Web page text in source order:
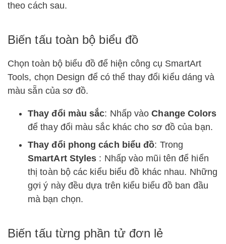
theo cách sau.
Biến tấu toàn bộ biểu đồ
Chọn toàn bộ biểu đồ để hiện công cụ SmartArt
Tools, chọn Design để có thể thay đổi kiểu dáng và
màu sẵn của sơ đồ.
Thay đổi màu sắc: Nhấp vàoChange Colors
để thay đổi màu sắc khác cho sơ đồ của bạn.
Thay đổi phong cách biểu đồ: Trong
SmartArt Styles : Nhấp vào mũi tên để hiển
thị toàn bộ các kiểu biểu đồ khác nhau. Những
gợi ý này đều dựa trên kiểu biểu đồ ban đầu
mà bạn chọn.
Biến tấu từng phần tử đơn lẻ